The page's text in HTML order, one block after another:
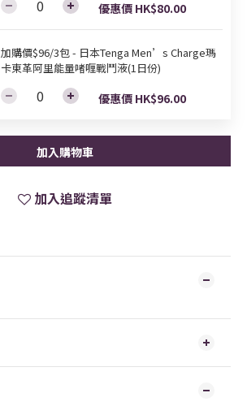
優惠價 HK$80.00
加購價$96/3包 - 日本Tenga Men’s Charge瑪
卡東革阿里能量啫喱戰鬥液(1日份)
優惠價 HK$96.00
加入購物車
加入追蹤清單